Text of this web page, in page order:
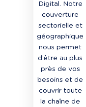
Digital. Notre
couverture
sectorielle et
géographique
nous permet
d’être au plus
près de vos
besoins et de
couvrir toute
la chaîne de